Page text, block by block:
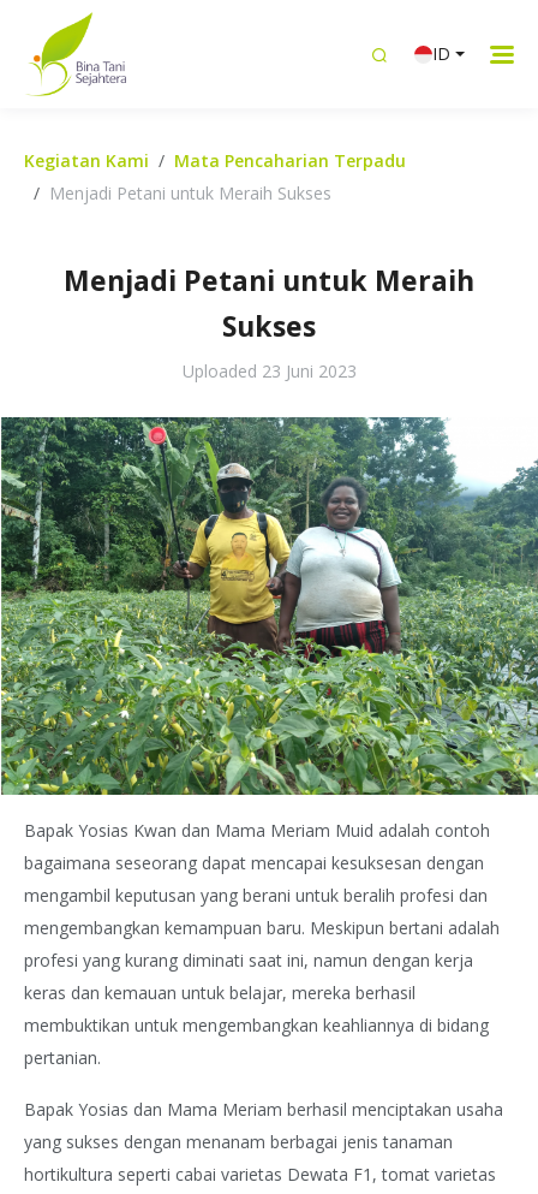
ID
Kegiatan Kami
Mata Pencaharian Terpadu
Menjadi Petani untuk Meraih Sukses
Menjadi Petani untuk Meraih
Sukses
Uploaded 23 Juni 2023
Bapak Yosias Kwan dan Mama Meriam Muid adalah contoh
bagaimana seseorang dapat mencapai kesuksesan dengan
mengambil keputusan yang berani untuk beralih profesi dan
mengembangkan kemampuan baru. Meskipun bertani adalah
profesi yang kurang diminati saat ini, namun dengan kerja
keras dan kemauan untuk belajar, mereka berhasil
membuktikan untuk mengembangkan keahliannya di bidang
pertanian.
Bapak Yosias dan Mama Meriam berhasil menciptakan usaha
yang sukses dengan menanam berbagai jenis tanaman
hortikultura seperti cabai varietas Dewata F1, tomat varietas